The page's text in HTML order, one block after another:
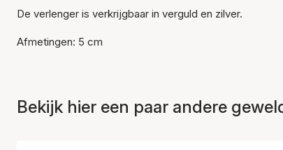
De verlenger is verkrijgbaar in verguld en zilver.
Afmetingen: 5 cm
Bekijk hier een paar andere